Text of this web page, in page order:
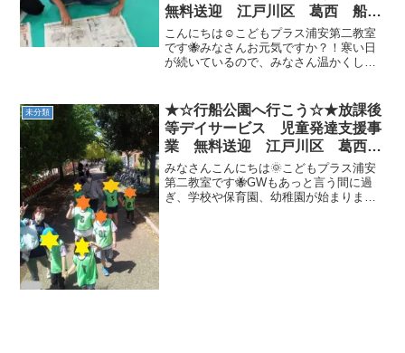
無料送迎 江戸川区 葛西 船
堀 発達障がい 運動療育 放デ
イ 児発 ADHD 自閉症
こんにちは☺こどもプラス浦安第二教室
です🐝みなさんお元気ですか？！寒い日
が続いているので、みなさん温かくして
イムでやった新聞紙の遊びをちらっとご
紹介しちゃいます(^^♪...
未分類
★☆行船公園へ行こう☆★放課後
等デイサービス 児童発達支援事
業 無料送迎 江戸川区 葛西
船堀 発達障がい 運動療育 放
デイ 児発 ADHD 自閉症
みなさんこんにちは🌞こどもプラス浦安
第二教室です🐝GWもあっと言う間に過
ぎ、学校や保育園、幼稚園が始まりまし